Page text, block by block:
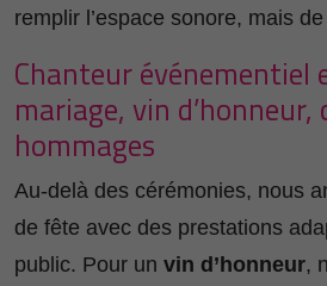
remplir l’espace sonore, mais
Chanteur événementiel
mariage, vin d’honneur,
hommages
Au-delà des cérémonies, nous
de fête avec des prestations
public. Pour un vin d’honneur,